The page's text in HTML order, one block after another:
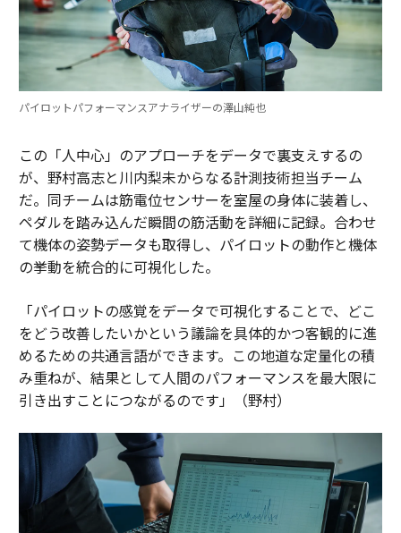
パイロットパフォーマンスアナライザーの澤山純也
この「人中心」のアプローチをデータで裏支えするの
が、野村高志と川内梨未からなる計測技術担当チーム
だ。同チームは筋電位センサーを室屋の身体に装着し、
ペダルを踏み込んだ瞬間の筋活動を詳細に記録。合わせ
て機体の姿勢データも取得し、パイロットの動作と機体
の挙動を統合的に可視化した。
「パイロットの感覚をデータで可視化することで、どこ
をどう改善したいかという議論を具体的かつ客観的に進
めるための共通言語ができます。この地道な定量化の積
み重ねが、結果として人間のパフォーマンスを最大限に
引き出すことにつながるのです」（野村）